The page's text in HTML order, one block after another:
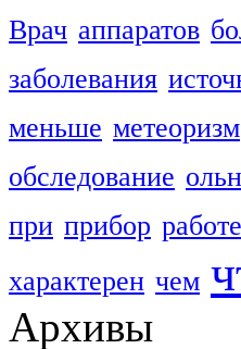
Врач аппаратов
заболевания
меньше метеоризм
обследование
при прибор работе
характерен чем
Архивы